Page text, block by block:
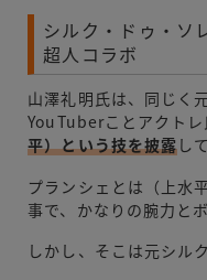
シルク・ドゥ・ソ
超人コラボ
山澤礼明氏は、同じく
YouTuberことアクトレ
平）という技を披露し
プランシェとは（上水
事で、かなりの腕力と
しかし、そこは元シル